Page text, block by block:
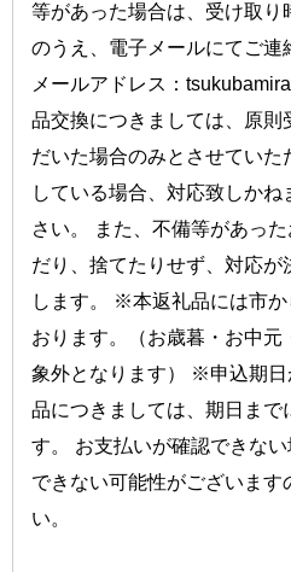
等があった場合は、受け取り
のうえ、電子メールにてご連
メールアドレス：
品交換につきましては、原則
だいた場合のみとさせてい
している場合、対応致しか
さい。 また、不備等があっ
だり、捨てたりせず、対応が
します。 ※本返礼品には市
おります。（お歳暮・お中
象外となります） ※申込期
品につきましては、期日まで
す。 お支払いが確認できな
できない可能性がございます
い。